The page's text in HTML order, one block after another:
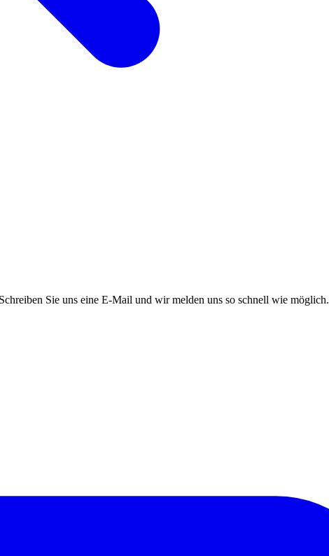
Sie uns eine E-Mail und wir melden uns so schnell wie möglich.